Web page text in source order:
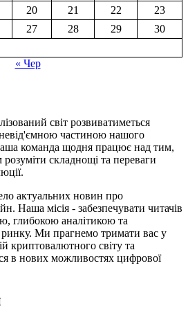
20 21 22
23
27 28 29
30
« Чер
світ розвиватиметься
частиною нашого
команда щодня працює над тим,
складнощі та переваги
актуальних новин про
Наша місія - забезпечувати читачів
глибокою аналітикою та
Ми прагнемо тримати вас у
криптовалютного світу та
в нових можливостях цифрової